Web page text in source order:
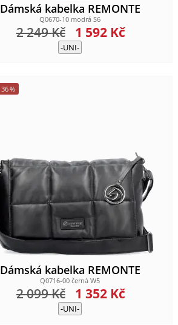
Dámská kabelka REMONTE
Q0670-10 modrá S6
1 592 Kč
2 249Kč
-UNI-
36%
Dámská kabelka REMONTE
Q0716-00 černá W5
1 352 Kč
2 099Kč
-UNI-